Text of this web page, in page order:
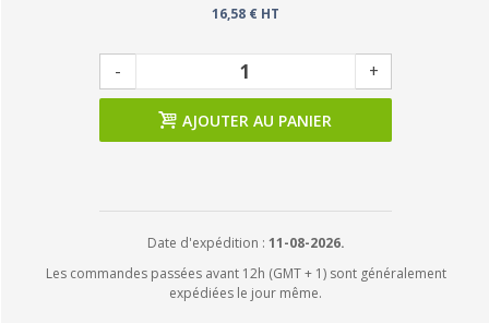
16,58 € HT
- +
AJOUTER AU PANIER
Date d'expédition : 11-08-2026.
Les commandes passées avant 12h (GMT + 1) sont généralement
expédiées le jour même.